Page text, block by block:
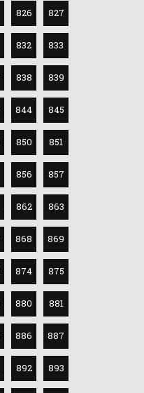
826 827
832 833
838 839
844 845
850 851
856 857
862 863
868 869
874 875
880 881
886 887
892 893